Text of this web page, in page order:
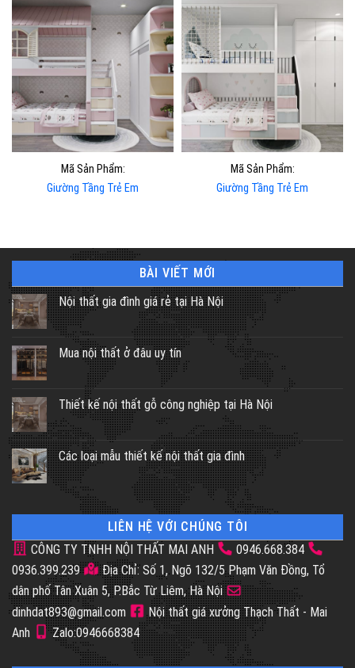
Mã Sản Phẩm:
Giường Tầng Trẻ Em
Mã Sản Phẩm:
Giường Tầng Trẻ Em
BÀI VIẾT MỚI
Nội thất gia đình giá rẻ tại Hà Nội
Mua nội thất ở đâu uy tín
Thiết kế nội thất gỗ công nghiệp tại Hà Nội
Các loại mẫu thiết kế nội thất gia đình
LIÊN HỆ VỚI CHÚNG TÔI
CÔNG TY TNHH NỘI THẤT MAI ANH
0946.668.384
0936.399.239
Địa Chỉ: Số 1, Ngõ 132/5 Phạm Văn Đồng, Tổ
dân phố Tân Xuân 5, P.Bắc Từ Liêm, Hà Nội
dinhdat893@gmail.com
Nội thất giá xưởng Thạch Thất - Mai
Anh
Zalo:0946668384